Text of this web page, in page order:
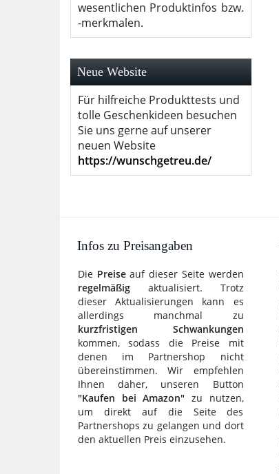
wesentlichen Produktinfos bzw.
-merkmalen.
Neue Website
Für hilfreiche Produkttests und
tolle Geschenkideen besuchen
Sie uns gerne auf unserer
neuen Website
https://wunschgetreu.de/
Infos zu Preisangaben
Die Preiseauf dieser Seite werden
regelmäßig aktualisiert. Trotz
dieser Aktualisierungen kann es
allerdings manchmal zu
kurzfristigen Schwankungen
kommen, sodass die Preise mit
denen im Partnershop nicht
übereinstimmen. Wir empfehlen
Ihnen daher, unseren Button
"Kaufen bei Amazon" zu nutzen,
um direkt auf die Seite des
Partnershops zu gelangen und dort
den aktuellen Preis einzusehen.